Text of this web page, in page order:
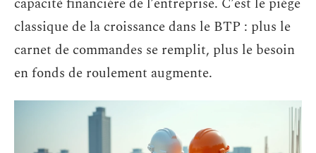
classique de la croissance dans le BTP : plus le
carnet de commandes se remplit, plus le besoin
en fonds de roulement augmente.